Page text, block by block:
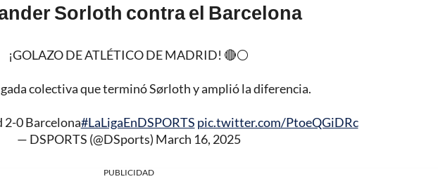
Sorloth contra el Barcelona
¡GOLAZO DE ATLÉTICO DE MADRID! 🔴⚪
colectiva que terminó Sørloth y amplió la diferencia.
0 Barcelona#LaLigaEnDSPORTS pic.twitter.com/PtoeQGiDRc
— DSPORTS (@DSports) March 16, 2025
PUBLICIDAD